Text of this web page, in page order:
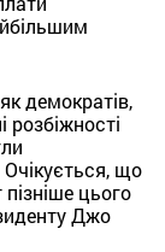
демократів,
розбіжності
Очікується, що
цього
Джо